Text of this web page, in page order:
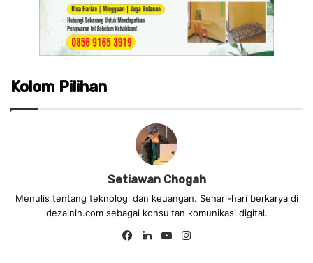
Kolom Pilihan
Setiawan Chogah
Menulis tentang teknologi dan keuangan. Sehari-hari berkarya di
dezainin.com sebagai konsultan komunikasi digital.
Fa
Lin
Yo